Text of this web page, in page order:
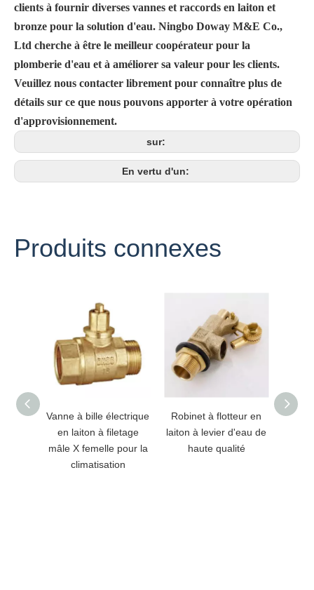
clients à fournir diverses vannes et raccords en laiton et
bronze pour la solution d'eau. Ningbo Doway M&E Co.,
Ltd cherche à être le meilleur coopérateur pour la
plomberie d'eau et à améliorer sa valeur pour les clients.
Veuillez nous contacter librement pour connaître plus de
détails sur ce que nous pouvons apporter à votre opération
d'approvisionnement.
sur:
En vertu d'un:
Produits connexes
Vanne à bille électrique
en laiton à filetage
mâle X femelle pour la
climatisation
Robinet à flotteur en
laiton à levier d'eau de
haute qualité